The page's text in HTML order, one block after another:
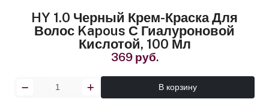
HY 1.0 Черный Крем-Краска Для
Волос Kapous С Гиалуроновой
Кислотой, 100 Мл
369 руб.
В корзину